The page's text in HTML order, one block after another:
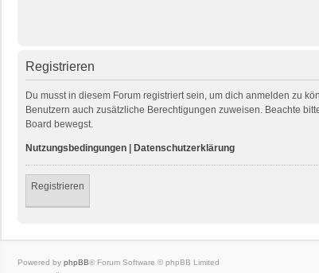
Registrieren
Du musst in diesem Forum registriert sein, um dich anmelden zu
Benutzern auch zusätzliche Berechtigungen zuweisen. Beachte
Board bewegst.
Nutzungsbedingungen Datenschutzerklärung
Registrieren
Powered by phpBB® Forum Software © phpBB Limited